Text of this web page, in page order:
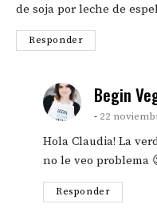
de soja por leche de
Responder
Begin
22
Hola Claudia! La
no le veo problema
Responder